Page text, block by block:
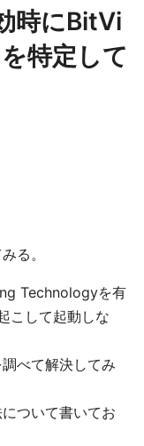
時にBitVi
特定して
る。
Technologyを有
こして起動しな
べて解決してみ
ついて書いてお